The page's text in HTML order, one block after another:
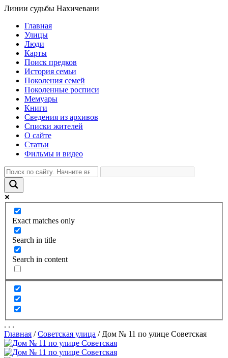
Линии судьбы Нахичевани
Главная
Улицы
Люди
Карты
Поиск предков
История семьи
Поколения семей
Поколенные росписи
Мемуары
Книги
Сведения из архивов
Списки жителей
О сайте
Статьи
Фильмы и видео
Exact matches only
Search in title
Search in content
. . .
Главная /Советская улица / Дом № 11 по улице Советская